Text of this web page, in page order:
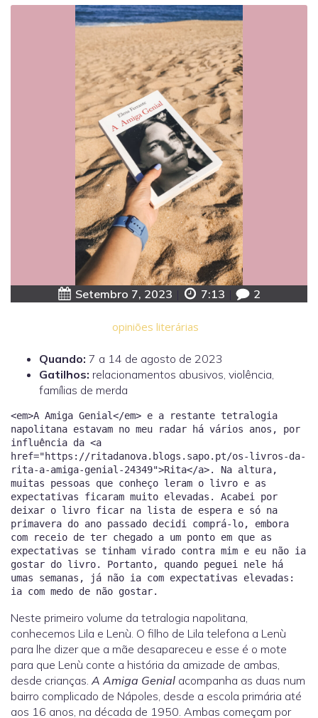
Setembro 7, 2023 7:13 2
opiniões literárias
Quando: 7 a 14 de agosto de 2023
Gatilhos: relacionamentos abusivos, violência,
famílias de merda
<em>A Amiga Genial</em> e a restante tetralogia
napolitana estavam no meu radar há vários anos, por
influência da <a
href="https://ritadanova.blogs.sapo.pt/os-livros-da-
rita-a-amiga-genial-24349">Rita</a>. Na altura,
muitas pessoas que conheço leram o livro e as
expectativas ficaram muito elevadas. Acabei por
deixar o livro ficar na lista de espera e só na
primavera do ano passado decidi comprá-lo, embora
com receio de ter chegado a um ponto em que as
expectativas se tinham virado contra mim e eu não ia
gostar do livro. Portanto, quando peguei nele há
umas semanas, já não ia com expectativas elevadas:
Neste primeiro volume da tetralogia napolitana,
conhecemos Lila e Lenù. O filho de Lila telefona a Lenù
para lhe dizer que a mãe desapareceu e esse é o mote
para que Lenù conte a história da amizade de ambas,
desde crianças. A Amiga Genial acompanha as duas num
bairro complicado de Nápoles, desde a escola primária até
aos 16 anos, na década de 1950. Ambas começam por